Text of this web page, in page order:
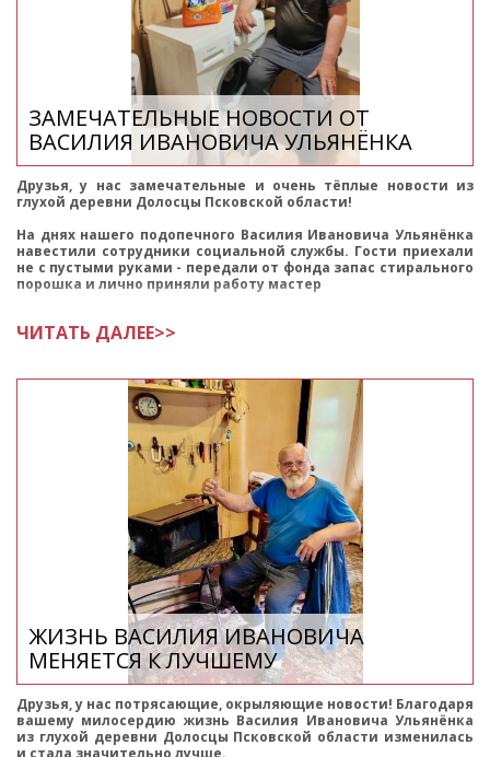
ЗАМЕЧАТЕЛЬНЫЕ НОВОСТИ ОТ
ВАСИЛИЯ ИВАНОВИЧА УЛЬЯНЁНКА
Друзья, у нас замечательные и очень тёплые новости из
глухой деревни Долосцы Псковской области!
На днях нашего подопечного Василия Ивановича Ульянёнка
навестили сотрудники социальной службы. Гости приехали
не с пустыми руками - передали от фонда запас стирального
порошка и лично приняли работу мастер
ЧИТАТЬ ДАЛЕЕ>>
ЖИЗНЬ ВАСИЛИЯ ИВАНОВИЧА
МЕНЯЕТСЯ К ЛУЧШЕМУ
Друзья, у нас потрясающие, окрыляющие новости! Благодаря
вашему милосердию жизнь Василия Ивановича Ульянёнка
из глухой деревни Долосцы Псковской области изменилась
и стала значительно лучше.